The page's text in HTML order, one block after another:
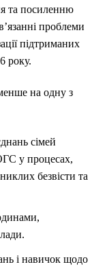
та посиленню
проблеми
підтриманих
року.
на одну з
сімей
у процесах,
безвісти та
і навичок щодо